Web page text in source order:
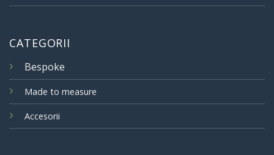
CATEGORII
Bespoke
Made to measure
Accesorii